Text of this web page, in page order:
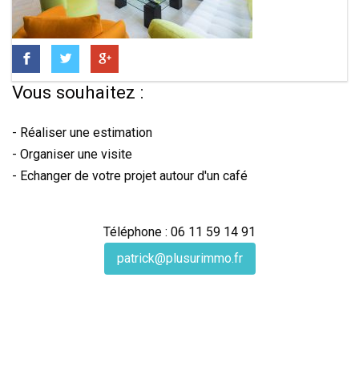
Vous souhaitez :
- Réaliser une estimation
- Organiser une visite
- Echanger de votre projet autour d'un café
Téléphone : 06 11 59 14 91
patrick@plusurimmo.fr